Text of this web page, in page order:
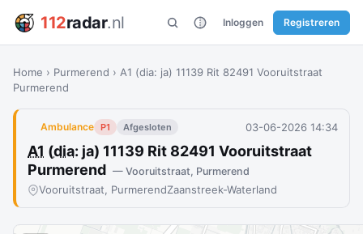
112radar.nl Inloggen Registreren
Home › Purmerend › A1 (dia: ja) 11139 Rit 82491 Vooruitstraat
Purmerend
Ambulance P1 Afgesloten 03-06-2026 14:34
A1 (dia: ja) 11139 Rit 82491 Vooruitstraat
Purmerend — Vooruitstraat, Purmerend
Vooruitstraat, PurmerendZaanstreek-Waterland